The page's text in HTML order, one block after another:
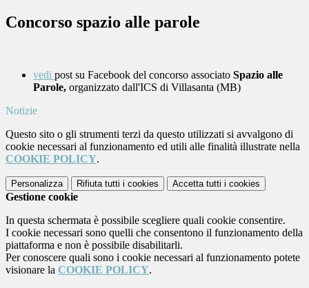
Concorso spazio alle parole
vedi post su Facebook del concorso associato Spazio alle
Parole, organizzato dall'ICS di Villasanta (MB)
Notizie
Questo sito o gli strumenti terzi da questo utilizzati si avvalgono di
cookie necessari al funzionamento ed utili alle finalità illustrate nella
COOKIE POLICY.
Personalizza Rifiuta tutti i cookies Accetta tutti i cookies
Gestione cookie
In questa schermata è possibile scegliere quali cookie consentire.
I cookie necessari sono quelli che consentono il funzionamento della
piattaforma e non è possibile disabilitarli.
Per conoscere quali sono i cookie necessari al funzionamento potete
visionare la COOKIE POLICY.